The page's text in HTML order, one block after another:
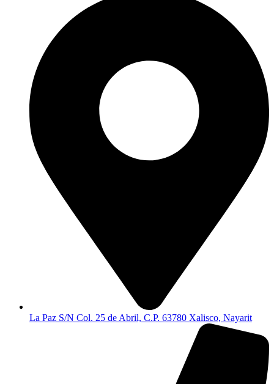
La Paz S/N Col. 25 de Abril, C.P. 63780 Xalisco, Nayarit